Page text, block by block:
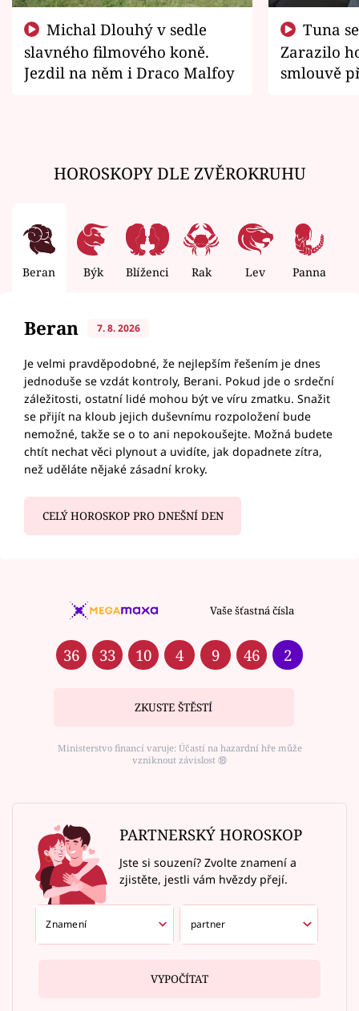
slavného filmového koně.
Jezdil na něm i Draco Malfoy
Zarazilo
smlouvě
HOROSKOPY DLE ZVĚROKRUHU
Beran Býk Blíženci Rak Lev Panna
Beran 7. 8. 2026
Je velmi pravděpodobné, že nejlepším řešením je dnes
jednoduše se vzdát kontroly, Berani. Pokud jde o srdeční
záležitosti, ostatní lidé mohou být ve víru zmatku. Snažit
se přijít na kloub jejich duševnímu rozpoložení bude
nemožné, takže se o to ani nepokoušejte. Možná budete
chtít nechat věci plynout a uvidíte, jak dopadnete zítra,
než uděláte nějaké zásadní kroky.
CELÝ HOROSKOP PRO DNEŠNÍ DEN
Vaše šťastná čísla
36 33 10 4 9 46 2
ZKUSTE ŠTĚSTÍ
Ministerstvo financí varuje: Účastí na hazardní hře může
vzniknout závislost ⑱
PARTNERSKÝ HOROSKOP
Jste si souzení? Zvolte znamení a
zjistěte, jestli vám hvězdy přejí.
VYPOČÍTAT